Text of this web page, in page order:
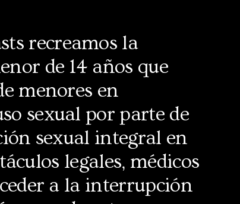
recreamos la
de 14 años que
menores en
sexual por parte de
sexual integral en
legales, médicos
a la interrupción